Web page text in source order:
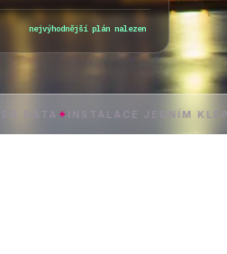
ověřuji okamžitou
INSTALACE JEDNÍM KLEPNUTÍM✦